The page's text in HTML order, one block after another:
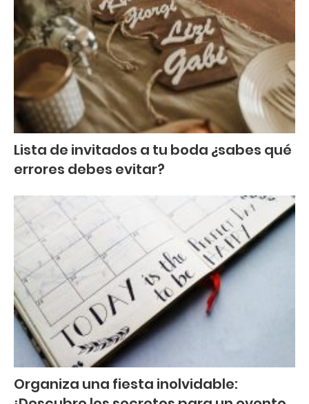
Lista de invitados a tu boda ¿sabes qué
errores debes evitar?
Organiza una fiesta inolvidable: